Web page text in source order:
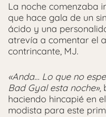
La noche comenzaba
que hace gala de un
ácido y una
atrevía a comentar el
contrincante, MJ.
«Anda… Lo que no
Bad Gyal esta noche»,
haciendo hincapié en
modista para este